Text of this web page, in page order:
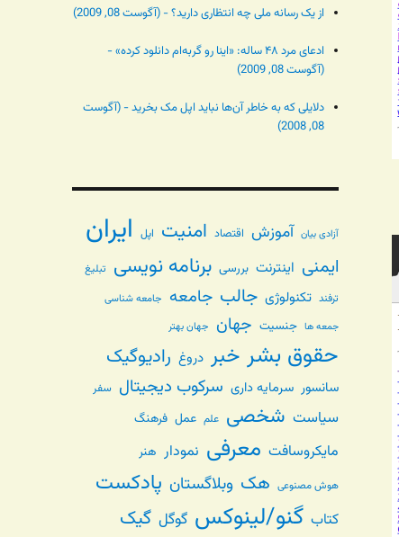
از یک رسانه ملی چه انتظاری دارید؟ - (آگوست 08, 2009)
ادعای مرد ۴۸ ساله: «اینا رو گربه‌ام دانلود کرده» -
(آگوست 08, 2009)
دلایلی که به خاطر آن‌ها نباید اپل مک بخرید - (آگوست
08, 2008)
آزادی بیان آموزش اقتصاد امنیت اپل ایران
ایمنی اینترنت بررسی برنامه نویسی تبلیغ
ترفند تکنولوژی جالب جامعه جامعه شناسی
جمعه ها جنسیت جهان جهان بهتر
حقوق بشر خبر دروغ رادیوگیک
سانسور سرمایه داری سرکوب دیجیتال سفر
سیاست شخصی علم عمل فرهنگ
مایکروسافت معرفی نمودار هنر
هوش مصنوعی هک وبلاگستان پادکست
کتاب گنو/لینوکس گوگل گیک